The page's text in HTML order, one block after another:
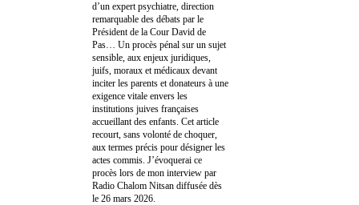
d’un expert psychiatre, direction
remarquable des débats par le
Président de la Cour David de
Pas… Un procès pénal sur un sujet
sensible, aux enjeux juridiques,
juifs, moraux et médicaux devant
inciter les parents et donateurs à une
exigence vitale envers les
institutions juives françaises
accueillant des enfants. Cet article
recourt, sans volonté de choquer,
aux termes précis pour désigner les
actes commis. J’évoquerai ce
procès lors de mon interview par
Radio Chalom Nitsan diffusée dès
le 26 mars 2026.